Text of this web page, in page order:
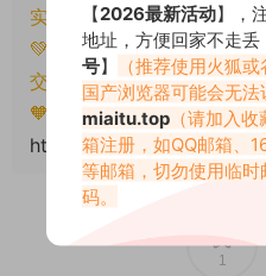
实将封禁账号权限！
💚本文资源均来源网友分享
交工单处理。
🧡转载请注明出处！原文链
https://www.miaitu.net/
1
【2026最新活动】，
地址，方便回家不走丢
号】
（推荐使用火狐
国产浏览器可能会无法
miaitu.top （请加入
箱注册，如QQ邮箱、
等邮箱，切勿使用临
码。